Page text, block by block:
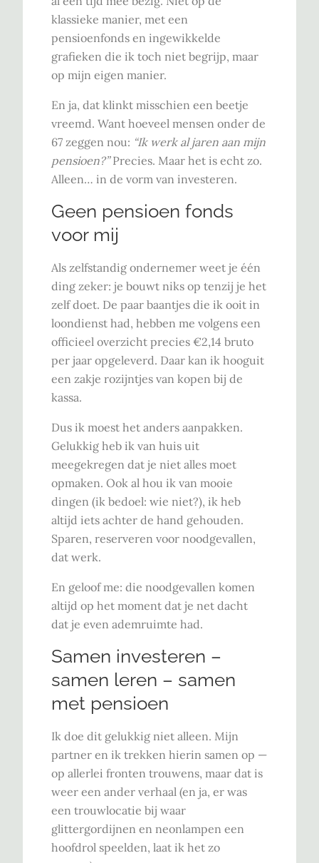
klassieke manier, met een
pensioenfonds en ingewikkelde
grafieken die ik toch niet begrijp, maar
op mijn eigen manier.
En ja, dat klinkt misschien een beetje
vreemd. Want hoeveel mensen onder de
67 zeggen nou: “Ik werk al jaren aan mijn
pensioen?”Precies. Maar het is echt zo.
Alleen… in de vorm van investeren.
Geen pensioen fonds
voor mij
Als zelfstandig ondernemer weet je één
ding zeker: je bouwt niks op tenzij je het
zelf doet. De paar baantjes die ik ooit in
loondienst had, hebben me volgens een
officieel overzicht precies €2,14 bruto
per jaar opgeleverd. Daar kan ik hooguit
een zakje rozijntjes van kopen bij de
kassa.
Dus ik moest het anders aanpakken.
Gelukkig heb ik van huis uit
meegekregen dat je niet alles moet
opmaken. Ook al hou ik van mooie
dingen (ik bedoel: wie niet?), ik heb
altijd iets achter de hand gehouden.
Sparen, reserveren voor noodgevallen,
dat werk.
En geloof me: die noodgevallen komen
altijd op het moment dat je net dacht
dat je even ademruimte had.
Samen investeren –
samen leren – samen
met pensioen
Ik doe dit gelukkig niet alleen. Mijn
partner en ik trekken hierin samen op —
op allerlei fronten trouwens, maar dat is
weer een ander verhaal (en ja, er was
een trouwlocatie bij waar
glittergordijnen en neonlampen een
hoofdrol speelden, laat ik het zo